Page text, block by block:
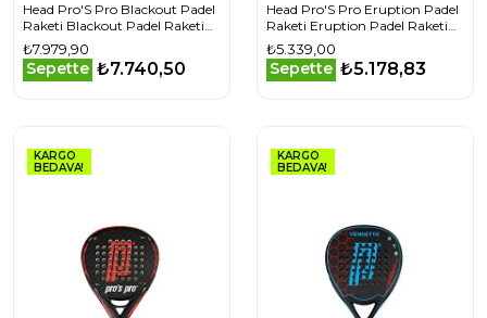
Head Pro'S Pro Blackout Padel
Raketi Blackout Padel Raketi
X151 Yeşil
₺7.979,90
Sepette ₺7.740,50
Head Pro'S Pro Eruption Padel
Raketi Eruption Padel Raketi
X154 Yeşil
₺5.339,00
Sepette ₺5.178,83
KARGO
BEDAVA!
KARGO
BEDAVA!